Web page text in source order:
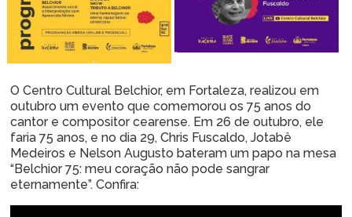
O Centro Cultural Belchior, em Fortaleza, realizou em
outubro um evento que comemorou os 75 anos do
cantor e compositor cearense. Em 26 de outubro, ele
faria 75 anos, e no dia 29, Chris Fuscaldo, Jotabê
Medeiros e Nelson Augusto bateram um papo na mesa
“Belchior 75: meu coração não pode sangrar
eternamente”. Confira: